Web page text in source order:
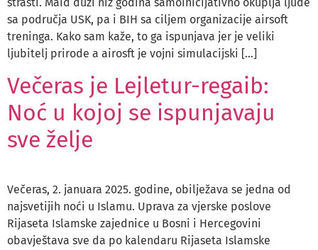
sa područja USK, pa i BIH sa ciljem organizacije airsoft
treninga. Kako sam kaže, to ga ispunjava jer je veliki
ljubitelj prirode a airosft je vojni simulacijski […]
Večeras je Lejletur-regaib:
Noć u kojoj se ispunjavaju
sve želje
Večeras, 2. januara 2025. godine, obilježava se jedna od
najsvetijih noći u Islamu. Uprava za vjerske poslove
Rijaseta Islamske zajednice u Bosni i Hercegovini
obavještava sve da po kalendaru Rijaseta Islamske